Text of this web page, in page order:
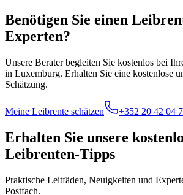
Benötigen Sie einen
Experten?
Unsere Berater begleiten Sie kostenlos bei
in Luxemburg. Erhalten Sie eine kostenlose
Schätzung.
Meine Leibrente schätzen +352 20 42 04
Erhalten Sie unsere
Leibrenten-Tipps
Praktische Leitfäden, Neuigkeiten und
Postfach.